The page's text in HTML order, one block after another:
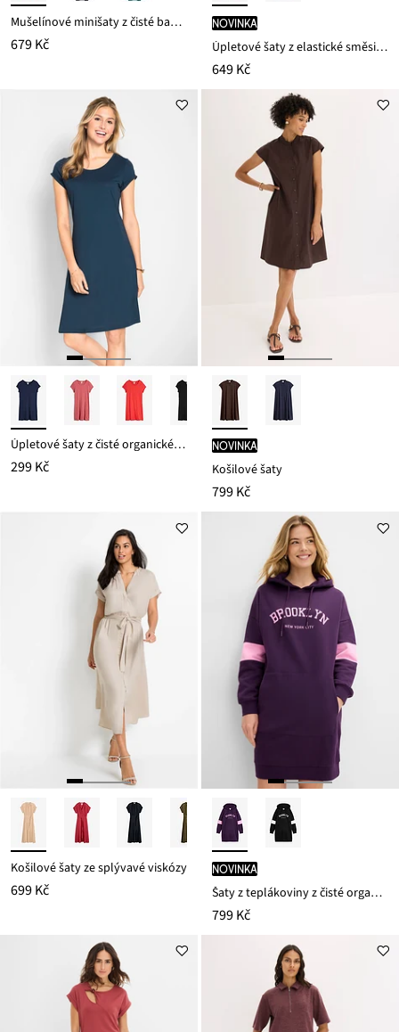
Mušelínové minišaty z čisté bavlny
679 Kč
novinka
Úpletové šaty z elastické směsi s bavlnou
649 Kč
Úpletové šaty z čisté organické bavlny
299 Kč
novinka
Košilové šaty
799 Kč
Košilové šaty ze splývavé viskózy
699 Kč
novinka
Šaty z teplákoviny z čisté organické bavlny
799 Kč